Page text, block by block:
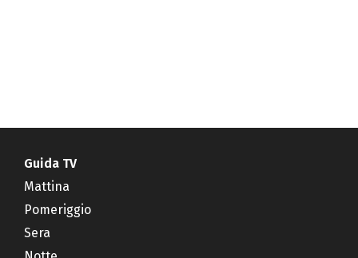
Guida TV
Mattina
Pomeriggio
Sera